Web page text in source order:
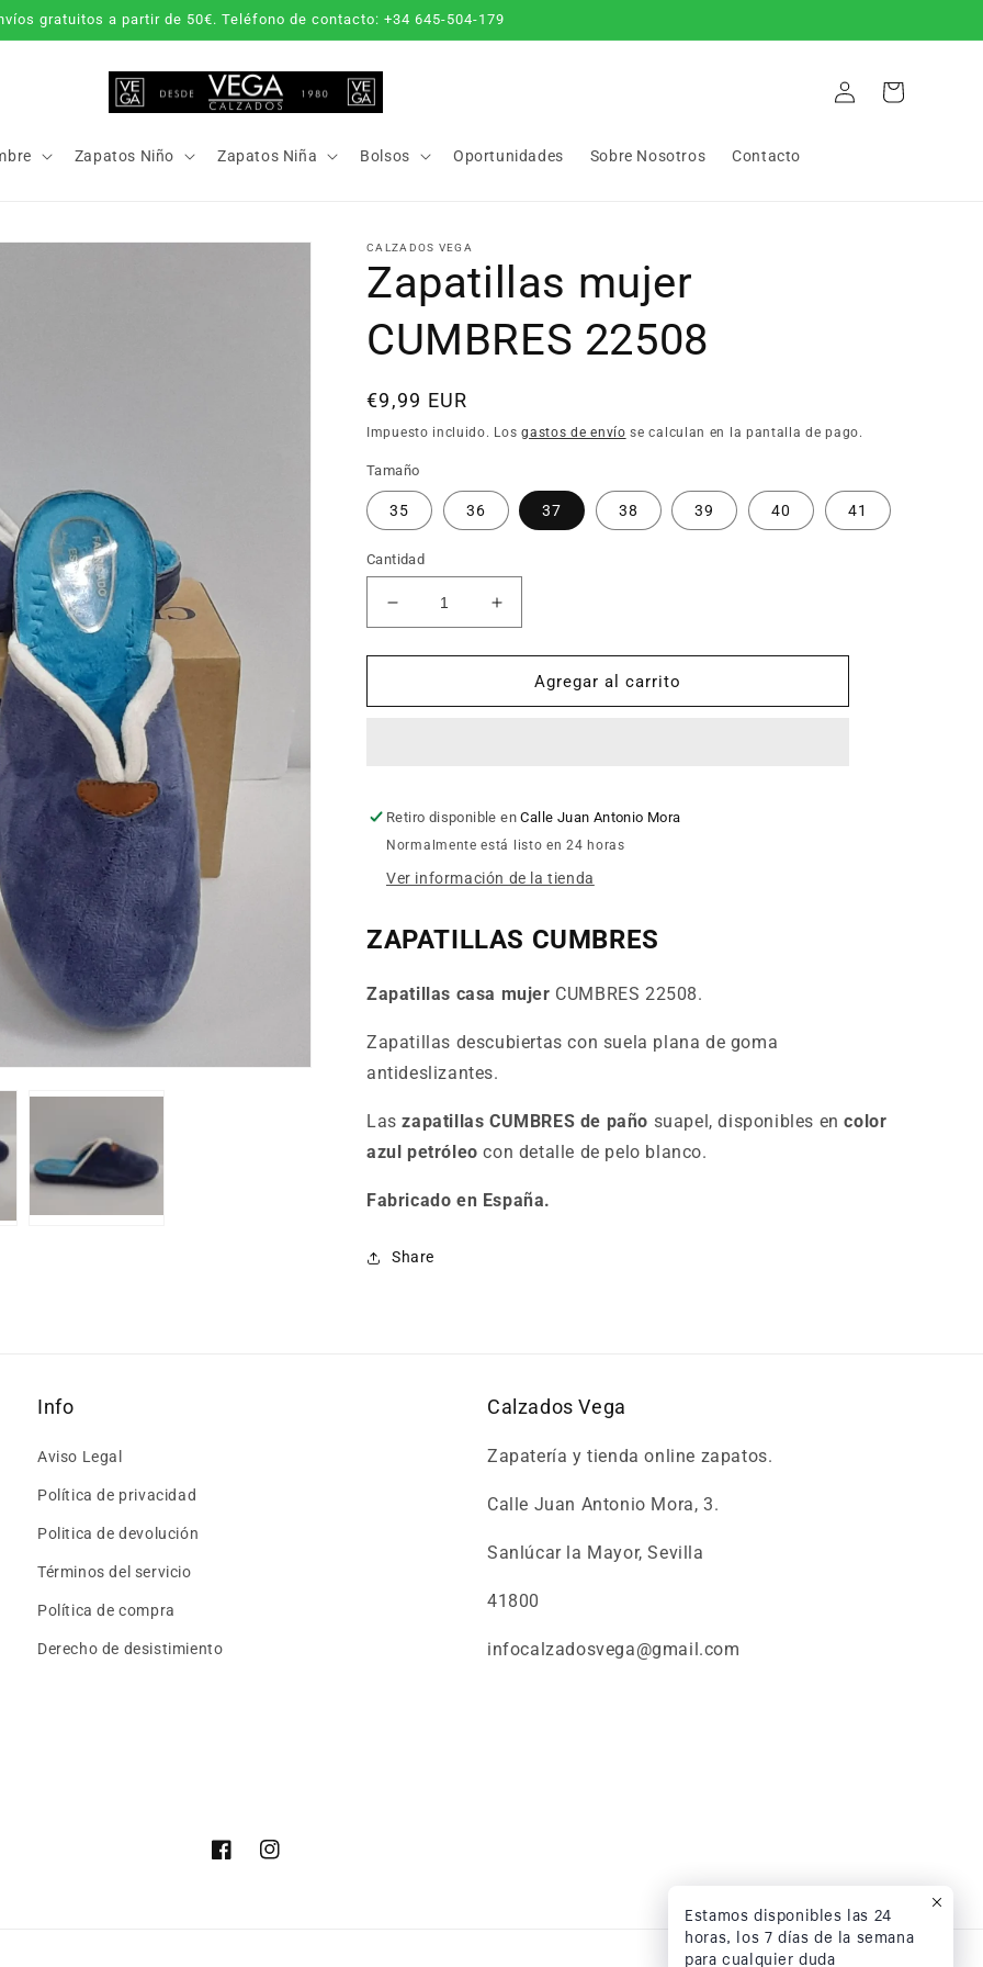
gratuitos a partir de 50€. Teléfono de contacto: +34 645-504-179
Zapatos Niño Zapatos Niña Bolsos Oportunidades Sobre Nosotros Contacto
sesión
Carrito
CALZADOS VEGA
Zapatillas mujer
CUMBRES 22508
Precio
habitual
€9,99 EUR
Impuesto incluido. Losgastos de envío se calculan en la pantalla de pago.
Tamaño
35 36 37 38 39 40 41
Cantidad
Reducir
cantidad
para
mujer
Aumentar
cantidad
para
Zapatillas
mujer
Agregar al carrito
Retiro disponible enCalle Juan Antonio Mora
Normalmente está listo en 24 horas
Ver información de la tienda
ZAPATILLAS CUMBRES
Zapatillas casa mujer CUMBRES 22508.
Zapatillas descubiertas con suela plana de goma
antideslizantes.
Laszapatillas CUMBRES de paño suapel, disponibles en color
azul petróleo con detalle de pelo blanco.
Fabricado en España.
Share
Info
Aviso Legal
Política de privacidad
Politica de devolución
Términos del servicio
Política de compra
Derecho de desistimiento
Calzados Vega
Zapatería y tienda online zapatos.
Calle Juan Antonio Mora, 3.
Sanlúcar la Mayor, Sevilla
41800
infocalzadosvega@gmail.com
FacebookInstagram
Estamos disponibles las 24
horas, los 7 días de la semana
para cualquier duda